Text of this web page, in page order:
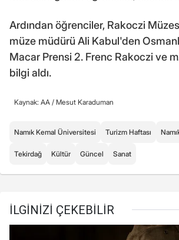
Ardından öğrenciler, Rakoczi
müze müdürü Ali Kabul'den
Macar Prensi 2. Frenc Rakoczi ve
bilgi aldı.
Kaynak: AA / Mesut Karaduman
Namık Kemal Üniversitesi Turizm Haftası
Tekirdağ Kültür Güncel Sanat